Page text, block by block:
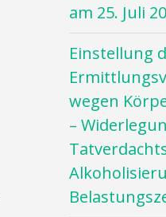
am 25. Juli
Einstellung
wegen
–